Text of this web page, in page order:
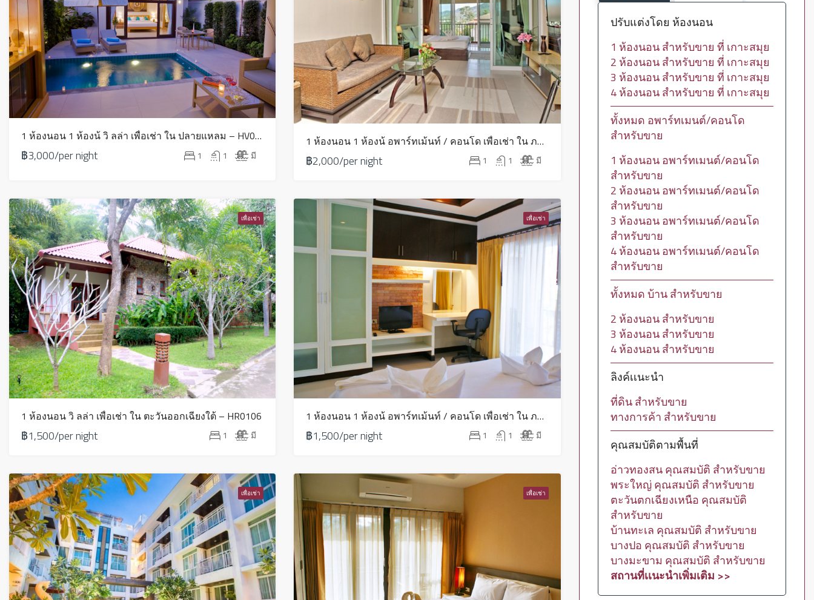
1 ห้องนอน 1 ห้องน้ วิ ลล่า เพื่อเช่า ใน ปลายแหลม – HV0154
฿3,000/per night 1 1 มี
1 ห้องนอน 1 ห้องน้ อพาร์ทเม้นท์ / คอนโด เพื่อเช่า ใน ภาคตะวันออกเฉียงเหนือ – HR0210
฿2,000/per night 1 1 มี
เพื่อเช่า
1 ห้องนอน วิ ลล่า เพื่อเช่า ใน ตะวันออกเฉียงใต้ – HR0106
฿1,500/per night 1 มี
เพื่อเช่า
1 ห้องนอน 1 ห้องน้ อพาร์ทเม้นท์ / คอนโด เพื่อเช่า ใน ภาคตะวันออกเฉียงเหนือ – HR0046
฿1,500/per night 1 1 มี
เพื่อเช่า เพื่อเช่า
ปรับแต่งโดย ห้องนอน
1 ห้องนอน สำหรับขาย ที่ เกาะสมุย
2 ห้องนอน สำหรับขาย ที่ เกาะสมุย
3 ห้องนอน สำหรับขาย ที่ เกาะสมุย
4 ห้องนอน สำหรับขาย ที่ เกาะสมุย
ทั้งหมด อพาร์ทเมนต์/คอนโด
สำหรับขาย
1 ห้องนอน อพาร์ทเมนต์/คอนโด
สำหรับขาย
2 ห้องนอน อพาร์ทเมนต์/คอนโด
สำหรับขาย
3 ห้องนอน อพาร์ทเมนต์/คอนโด
สำหรับขาย
4 ห้องนอน อพาร์ทเมนต์/คอนโด
สำหรับขาย
ทั้งหมด บ้าน สำหรับขาย
2 ห้องนอน สำหรับขาย
3 ห้องนอน สำหรับขาย
4 ห้องนอน สำหรับขาย
ลิงค์เเนะนำ
ที่ดิน สำหรับขาย
ทางการค้า สำหรับขาย
คุณสมบัติตามพื้นที่
อ่าวทองสน คุณสมบัติ สำหรับขาย
พระใหญ่ คุณสมบัติ สำหรับขาย
ตะวันตกเฉียงเหนือ คุณสมบัติ
สำหรับขาย
บ้านทะเล คุณสมบัติ สำหรับขาย
บางปอ คุณสมบัติ สำหรับขาย
บางมะขาม คุณสมบัติ สำหรับขาย
สถานที่เเนะนำเพิ่มเติม >>